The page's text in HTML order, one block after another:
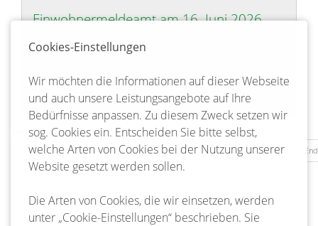
Einwohnermeldeamt am 16. Juni 2026
Weiterlesen …Einwohnermeldeamt am 16. Juni 2026
Seite 6 von 217
Anfang
Zurück 3 4 5 6 7 8 9 Vorwärts
Cookies-Einstellungen
Wir möchten die Informationen auf dieser Webseite
und auch unsere Leistungsangebote auf Ihre
Bedürfnisse anpassen. Zu diesem Zweck setzen wir
sog. Cookies ein. Entscheiden Sie bitte selbst,
welche Arten von Cookies bei der Nutzung unserer
Website gesetzt werden sollen.
Die Arten von Cookies, die wir einsetzen, werden
unter „Cookie-Einstellungen“ beschrieben. Sie